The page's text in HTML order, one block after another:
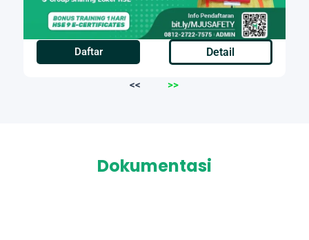
Daftar Detail
<< >>
Dokumentasi